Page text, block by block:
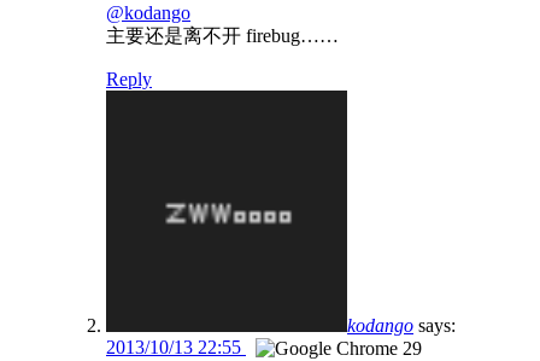
@kodango
主要还是离不开 firebug……
Reply
kodango says:
2013/10/13 22:55